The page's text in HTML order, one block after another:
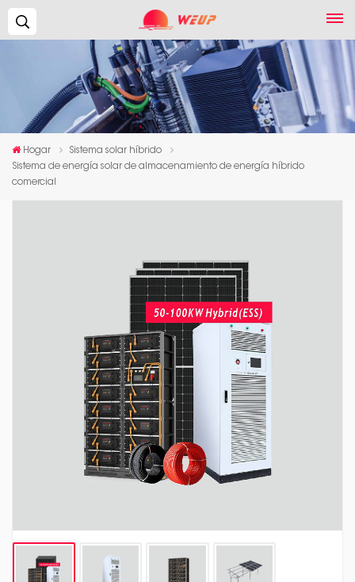
Hogar
Sistema solar híbrido
Sistema de energía solar de almacenamiento de energía híbrido
comercial